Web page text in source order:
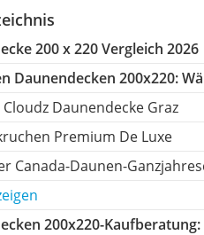
200 x 220 Vergleich 2026
Daunendecken 200x220:
Daunendecke Graz
Premium De Luxe
Canada-Daunen-
200x220-Kaufberatung